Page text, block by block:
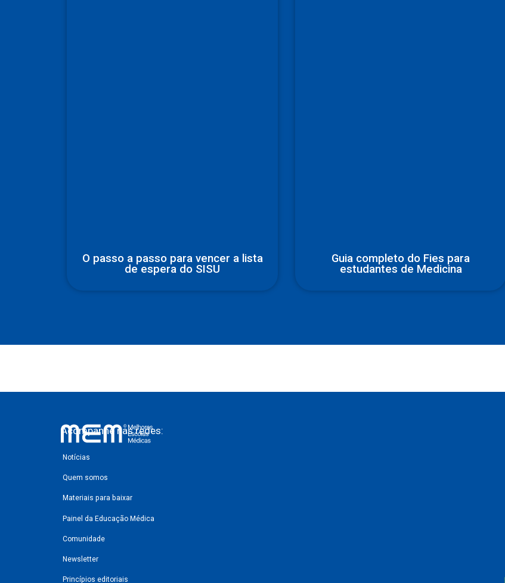
O passo a passo para vencer a lista
de espera do SISU
Guia completo do Fies para
estudantes de Medicina
Acompanhe nas redes:
Notícias
Quem somos
Materiais para baixar
Painel da Educação Médica
Comunidade
Newsletter
Princípios editoriais